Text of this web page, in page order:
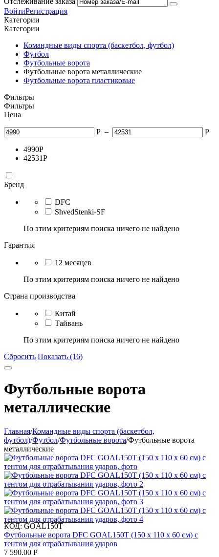
ВойтиРегистрация
Категории
Категории
Командные виды спорта (баскетбол, футбол)
Футбол
Футбольные ворота
Футбольные ворота металлические
Футбольные ворота пластиковые
Фильтры
Фильтры
Цена
Р – Р
4990Р
42531Р
Бренд
DFC
ShvedStenki-SF
По этим критериям поиска ничего не найдено
Гарантия
12 месяцев
По этим критериям поиска ничего не найдено
Страна производства
Китай
Тайвань
По этим критериям поиска ничего не найдено
Сбросить Показать (16)
Футбольные ворота
металлические
Главная/Командные виды спорта (баскетбол,
футбол)/Футбол/Футбольные ворота/Футбольные ворота
металлические
КОД: GOAL150T
Футбольные ворота DFC GOAL150T (150 х 110 х 60 см) с
тентом для отрабатывания ударов
7 590.00 Р